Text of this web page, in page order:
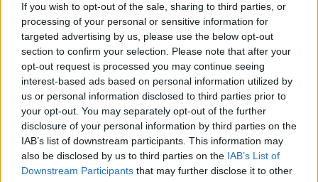
If you wish to opt-out of the sale, sharing to third parties, or
processing of your personal or sensitive information for
targeted advertising by us, please use the below opt-out
section to confirm your selection. Please note that after your
opt-out request is processed you may continue seeing
interest-based ads based on personal information utilized by
us or personal information disclosed to third parties prior to
your opt-out. You may separately opt-out of the further
disclosure of your personal information by third parties on the
IAB’s list of downstream participants. This information may
also be disclosed by us to third parties on the IAB’s List of
Downstream Participants that may further disclose it to other
Festas do Povo 2026: GNR reforça segurança em Campo Maior
O Comando Territorial de Portalegre da GNR está a executar uma
operação de segurança...
7 Agosto, 2026 - 17:21